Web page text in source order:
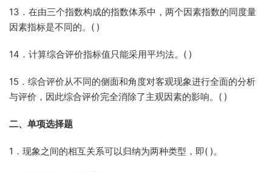
13．在由三个指数构成的指数体系中，两个因素指数的同度量
因素指标是不同的。( )
14．计算综合评价指标值只能采用平均法。( )
15．综合评价从不同的侧面和角度对客观现象进行全面的分析
与评价，因此综合评价完全消除了主观因素的影响。( )
二、单项选择题
1．现象之间的相互关系可以归纳为两种类型，即( )。